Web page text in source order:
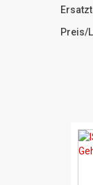
Preis/